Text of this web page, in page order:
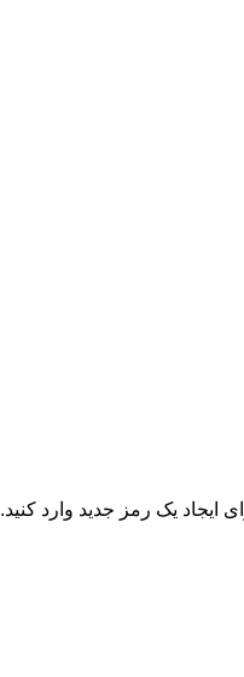
ایجاد یک رمز جدید وارد کنید.